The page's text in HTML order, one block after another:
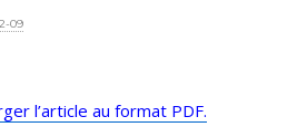
09
l’article au format PDF.